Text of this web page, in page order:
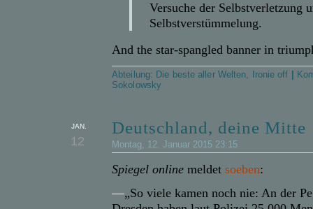
Versuche der Selbstverletzung
Selbstverstümmelung.
And the star-spangled banner in
Abteilung: Die beste aller Welten, Ironie off
Sokolowsky
JAN.
12
Deutschland, deine Mitte
Montag, 12. Januar 2015 23:15
Spiegel online meldet soeben:
—„So viele kamen noch nie: An der